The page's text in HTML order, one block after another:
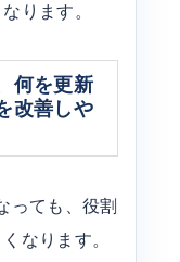
ります。
何を更新
改善しや
っても、役割
なります。